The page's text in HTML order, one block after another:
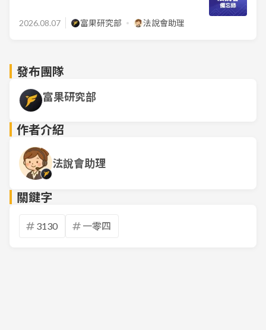
2026.08.07 富果研究部 法說會助理
發布團隊
富果研究部
作者介紹
法說會助理
關鍵字
3130 一零四